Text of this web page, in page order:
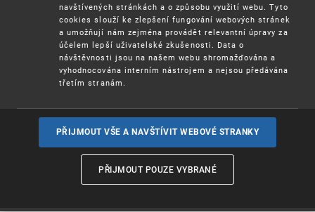
Ochrannéznámky
Označení původua zeměpisná
navštívených stránkách a o způsobu využití webu. Tyto
cookies slouží ke zlepšení fungování webových stránek
a umožňují nám zejména provádět relevantní úpravy za
účelem lepší uživatelské zkušenosti. Data o
návštěvnosti jsou na našem webu shromažďována a
vyhodnocována interním nástrojem a nejsou předávána
třetím stranám.
PŘIJMOUT VŠE A NAVŠTÍVIT WEBOVÉ STRANKY
PŘIJMOUT POUZE VYBRANÉ